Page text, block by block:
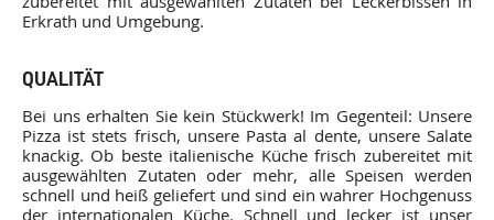
Erkrath und Umgebung.
QUALITÄT
Bei uns erhalten Sie kein Stückwerk! Im Gegenteil: Unsere
Pizza ist stets frisch, unsere Pasta al dente, unsere Salate
knackig. Ob beste italienische Küche frisch zubereitet mit
ausgewählten Zutaten oder mehr, alle Speisen werden
schnell und heiß geliefert und sind ein wahrer Hochgenuss
der internationalen Küche. Schnell und lecker ist unser